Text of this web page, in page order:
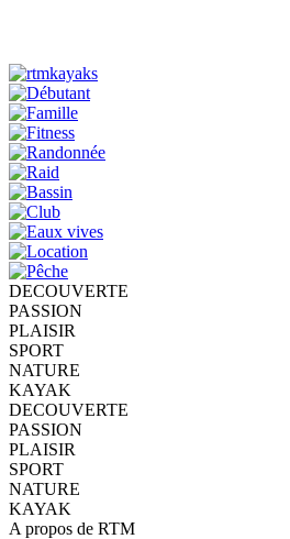
DECOUVERTE
PASSION
PLAISIR
SPORT
NATURE
KAYAK
DECOUVERTE
PASSION
PLAISIR
SPORT
NATURE
KAYAK
A propos de RTM